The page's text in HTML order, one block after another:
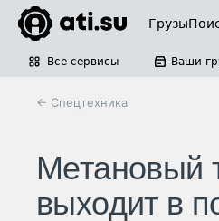
Грузы
Все сервисы Ваши
← Спецтехника
Метановый
выходит в